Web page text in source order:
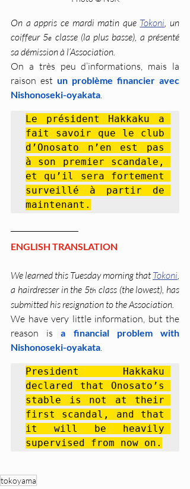
On a appris ce mardi matin que Tokoni, un
coiffeur 5e classe (la plus basse), a présenté
sa démission à l’Association.
On a très peu d’informations, mais la
raison est un problème financier avec
Nishonoseki-oyakata.
Le président Hakkaku a
fait savoir que le club
d’Onosato n’en est pas
à son premier scandale,
et qu’il sera fortement
surveillé à partir de
maintenant.
ENGLISH TRANSLATION
We learned this Tuesday morning that Tokoni,
a hairdresser in the 5th class (the lowest), has
submitted his resignation to the Association.
We have very little information, but the
reason is a financial problem with
Nishonoseki-oyakata.
President Hakkaku
declared that Onosato’s
stable is not at their
first scandal, and that
it will be heavily
supervised from now on.
tokoyama